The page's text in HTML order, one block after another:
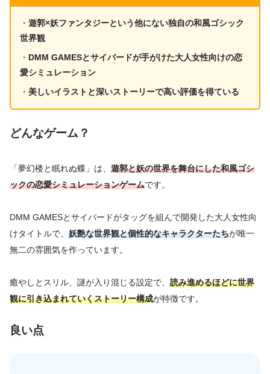
・遊郭×妖ファンタジーという他にない独自の和風ゴシック
世界観
・ DMM GAMESとサイバードが手がけた大人女性向けの恋
愛シミュレーション
・美しいイラストと深いストーリーで高い評価を得ている
どんなゲーム？
「夢幻楼と眠れぬ蝶」は、 遊郭と妖の世界を舞台にした和風ゴシ
ックの恋愛シミュレーションゲームです。
DMM GAMESとサイバードがタッグを組んで開発した大人女性向
けタイトルで、 妖艶な世界観と個性的なキャラクターたちが唯一
無二の雰囲気を作っています。
癒やしとスリル、謎が入り混じる設定で、 読み進めるほどに世界
観に引き込まれていくストーリー構成が特徴です。
良い点